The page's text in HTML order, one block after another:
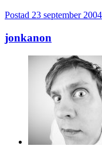
Postad 23 september 2004
jonkanon